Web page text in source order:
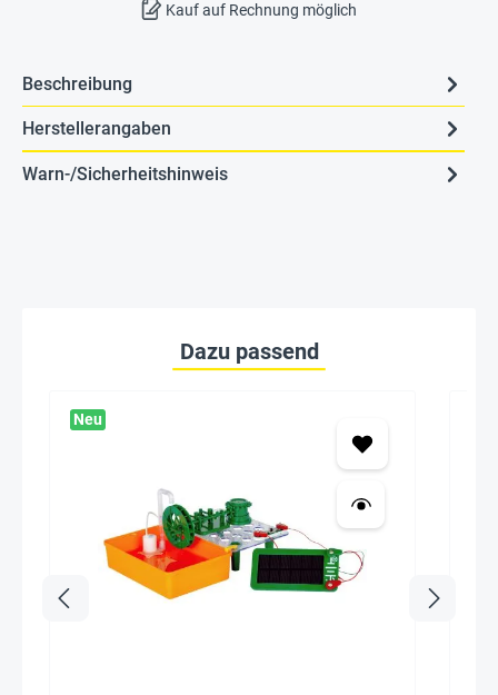
Kauf auf Rechnung möglich
Beschreibung
Herstellerangaben
Warn-/Sicherheitshinweis
Dazu passend
Neu